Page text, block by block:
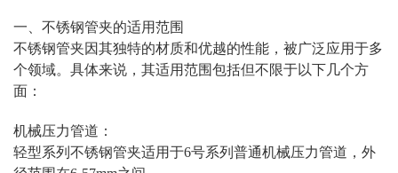
一、不锈钢管夹的适用范围
不锈钢管夹因其独特的材质和优越的性能，被广泛应用于多
个领域。具体来说，其适用范围包括但不限于以下几个方
面：
机械压力管道：
轻型系列不锈钢管夹适用于6号系列普通机械压力管道，外